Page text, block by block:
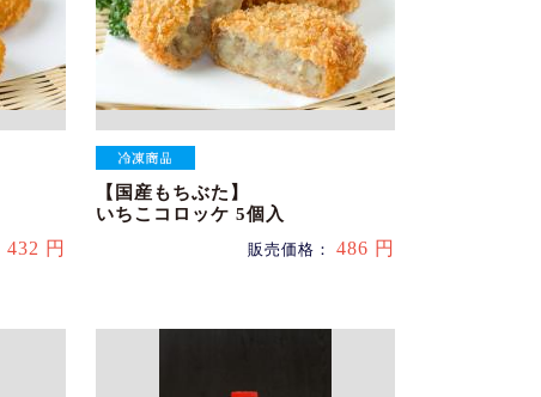
432 円
【国産もちぶた】
いちこコロッケ 5個入
販売価格： 486 円